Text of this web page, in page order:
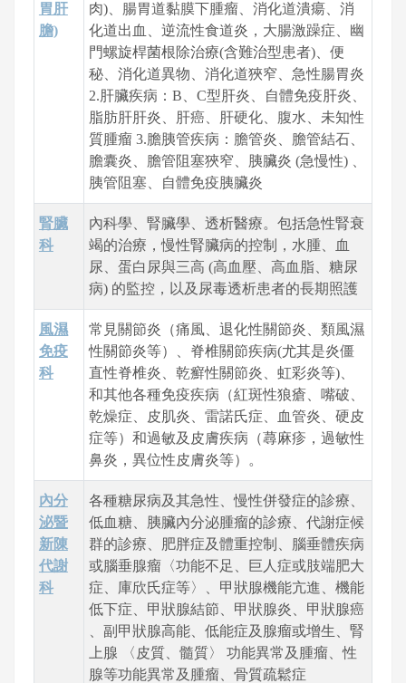
胃肝
膽)
肉)、腸胃道黏膜下腫瘤、消化道潰瘍、消
化道出血、逆流性食道炎，大腸激躁症、幽
門螺旋桿菌根除治療(含難治型患者)、便
秘、消化道異物、消化道狹窄、急性腸胃炎
2.肝臟疾病：B、C型肝炎、自體免疫肝炎、
脂肪肝肝炎、肝癌、肝硬化、腹水、未知性
質腫瘤 3.膽胰管疾病：膽管炎、膽管結石、
膽囊炎、膽管阻塞狹窄、胰臟炎 (急慢性) 、
胰管阻塞、自體免疫胰臟炎
腎臟
科
內科學、腎臟學、透析醫療。包括急性腎衰
竭的治療，慢性腎臟病的控制，水腫、血
尿、蛋白尿與三高 (高血壓、高血脂、糖尿
病) 的監控，以及尿毒透析患者的長期照護
風濕
免疫
科
常見關節炎（痛風、退化性關節炎、類風濕
性關節炎等）、脊椎關節疾病(尤其是炎僵
直性脊椎炎、乾癬性關節炎、虹彩炎等)、
和其他各種免疫疾病（紅斑性狼瘡、嘴破、
乾燥症、皮肌炎、雷諾氏症、血管炎、硬皮
症等）和過敏及皮膚疾病（蕁麻疹，過敏性
鼻炎，異位性皮膚炎等）。
內分
泌暨
新陳
代謝
科
各種糖尿病及其急性、慢性併發症的診療、
低血糖、胰臟內分泌腫瘤的診療、代謝症候
群的診療、肥胖症及體重控制、腦垂體疾病
或腦垂腺瘤〈功能不足、巨人症或肢端肥大
症、庫欣氏症等〉、甲狀腺機能亢進、機能
低下症、甲狀腺結節、甲狀腺炎、甲狀腺癌
、副甲狀腺高能、低能症及腺瘤或增生、腎
上腺 〈皮質、髓質〉 功能異常及腫瘤、性
腺等功能異常及腫瘤、骨質疏鬆症